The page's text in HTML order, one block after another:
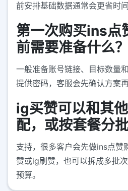
前安排基础数据通常会更省时间
第一次购买ins点
前需要准备什么？
一般准备账号链接、目标数量
提供密码，客服会先确认方案再
ig买赞可以和其
配，或按套餐分
支持，很多客户会先做ins点赞
赞或ig刷赞，也可以拆成多批
预算。